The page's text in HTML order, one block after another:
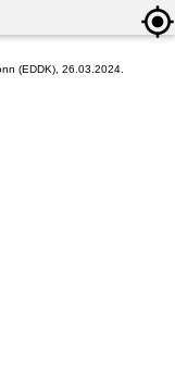
(EDDK), 26.03.2024.